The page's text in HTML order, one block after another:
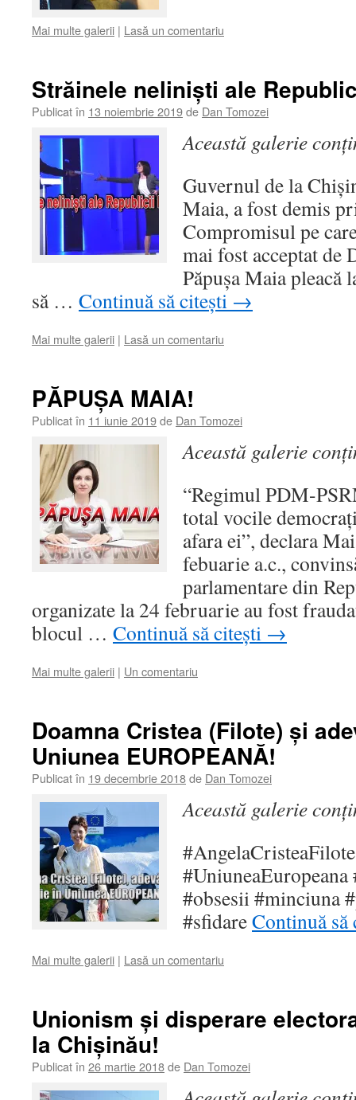
Mai multe galerii | Lasă un comentariu
Străinele neliniști ale
Publicat în 13 noiembrie 2019de Dan Tomozei
Această galerie
Guvernul de la
Maia, a fost demis
Compromisul pe
mai fost acceptat de
Păpușa Maia pleacă
să … Continuă să citești →
Mai multe galerii | Lasă un comentariu
PĂPUŞA MAIA!
Publicat în 11 iunie 2019de Dan Tomozei
Această galerie
“Regimul PDM-
total vocile
afara ei”, declara
febuarie a.c.,
parlamentare din
organizate la 24 februarie au fost
blocul … Continuă să citești →
Mai multe galerii | Un comentariu
Doamna Cristea (Filote) și
Uniunea EUROPEANĂ!
Publicat în 19 decembrie 2018de Dan Tomozei
Această galerie
#obsesii #minciuna
#sfidareContinuă
Mai multe galerii | Lasă un comentariu
Unionism și disperare
la Chișinău!
Publicat în 26 martie 2018de Dan Tomozei